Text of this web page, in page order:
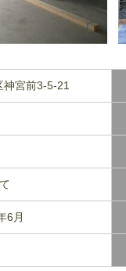
神宮前3-5-21
6月